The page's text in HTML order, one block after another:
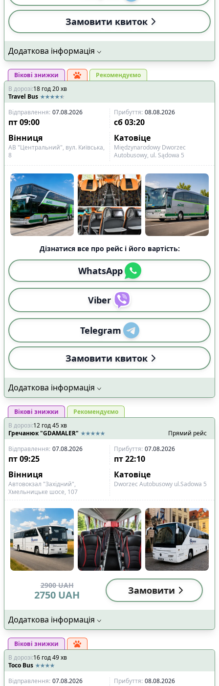
Замовити квиток
Додаткова інформація
Вікові знижки
Рекомендуємо
В дорозі:18 год20хв
Travel Bus
Відправлення: 07.08.2026 Прибуття: 08.08.2026
пт09:00 сб 03:20
Вінниця
Катовіце
АВ "Центральний", вул. Київська,
8
Międzynarodowy Dworzec
Autobusowy, ul. Sądowa 5
Дізнатися все про рейс і його вартість:
WhatsApp
Viber
Telegram
Замовити квиток
Додаткова інформація
Вікові знижки
Рекомендуємо
В дорозі:12 год45хв
Гречанюк "GDAMALER"
Прямий рейс
Відправлення: 07.08.2026 Прибуття: 07.08.2026
пт09:25 пт 22:10
Вінниця
Катовіце
Автовокзал "Західний",
Хмельницьке шосе, 107
Dworzec Autobusowy ul.Sadowa 5
2900 UAH
2750 UAH Замовити
Додаткова інформація
Вікові знижки
В дорозі:16 год49хв
Toco Bus
Відправлення: 07.08.2026 Прибуття: 08.08.2026